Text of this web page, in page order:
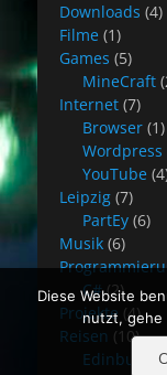
Downloads (4)
Filme (1)
Games (5)
MineCraft
Internet (7)
Browser (1)
Wordpress
YouTube
Leipzig (7)
PartEy (6)
Musik (6)
C#(2)
Projekte (4)
Reisen (10)
Edinburgh
Diese Website
nutzt, gehe